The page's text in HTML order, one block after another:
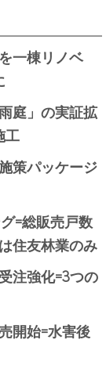
一棟リノベ
庭」の実証拡
工
策パッケージ
=総販売戸数
住友林業のみ
注強化=3つの
開始=水害後